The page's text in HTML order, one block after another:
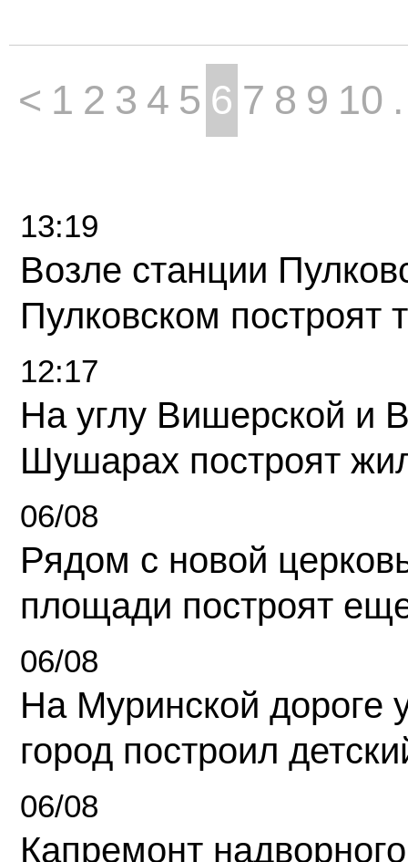
< 1 2 3 4 5 6 7 8 9 10
13:19
Возле станции
Пулковском построят
12:17
На углу Вишерской и
Шушарах построят
06/08
Рядом с новой
площади построят
06/08
На Муринской дороге
город построил
06/08
Капремонт